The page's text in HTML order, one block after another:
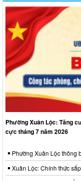
Phường Xuân Lộc: Tăng
cực tháng 7 năm 2026
Phường Xuân Lộc thông
Xuân Lộc: Chính thức